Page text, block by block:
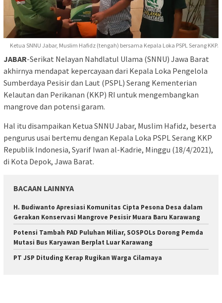
Ketua SNNU Jabar, Muslim Hafidz (tengah) bersama Kepala Loka PSPL Serang KKP.
JABAR-Serikat Nelayan Nahdlatul Ulama (SNNU) Jawa Barat
akhirnya mendapat kepercayaan dari Kepala Loka Pengelola
Sumberdaya Pesisir dan Laut (PSPL) Serang Kementerian
Kelautan dan Perikanan (KKP) RI untuk mengembangkan
mangrove dan potensi garam.
Hal itu disampaikan Ketua SNNU Jabar, Muslim Hafidz, beserta
pengurus usai bertemu dengan Kepala Loka PSPL Serang KKP
Republik Indonesia, Syarif Iwan al-Kadrie, Minggu (18/4/2021),
di Kota Depok, Jawa Barat.
BACAAN LAINNYA
H. Budiwanto Apresiasi Komunitas Cipta Pesona Desa dalam
Gerakan Konservasi Mangrove Pesisir Muara Baru Karawang
Potensi Tambah PAD Puluhan Miliar, SOSPOLs Dorong Pemda
Mutasi Bus Karyawan Berplat Luar Karawang
PT JSP Dituding Kerap Rugikan Warga Cilamaya